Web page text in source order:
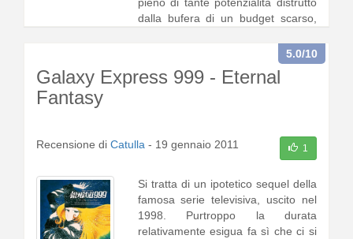
pieno di tante potenzialità distrutto
dalla bufera di un budget scarso,
Galaxy Express 999 - Eternal
Fantasy
5.0/10
Recensione di Catulla - 19 gennaio 2011 1
Si tratta di un ipotetico sequel della
famosa serie televisiva, uscito nel
1998. Purtroppo la durata
relativamente esigua fa sì che ci si